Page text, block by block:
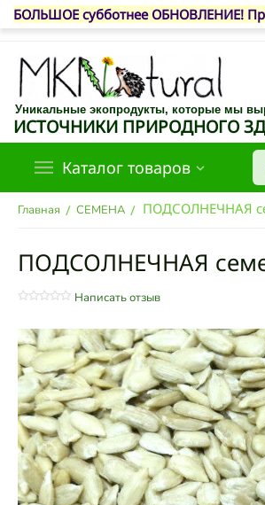
БОЛЬШОЕ субботнее ОБНОВЛЕНИЕ!
Уникальные экопродукты, которые мы
ИСТОЧНИКИ ПРИРОДНОГО
Каталог товаров
Главная / СЕМЕНА / ПОДСОЛНЕЧНАЯ
ПОДСОЛНЕЧНАЯ
Написать отзыв